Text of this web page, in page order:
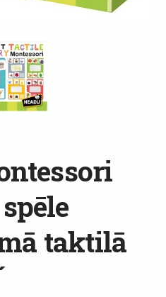
taktilā